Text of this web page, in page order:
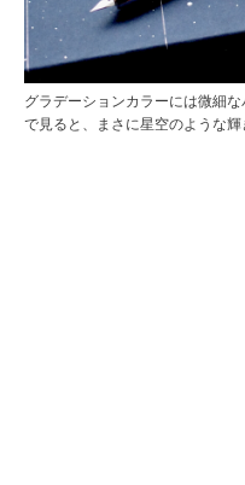
グラデーションカラーには微細
で見ると、まさに星空のような輝